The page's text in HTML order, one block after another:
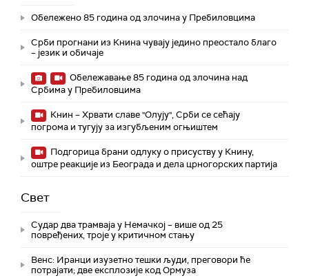
Обележено 85 година од злочина у Пребиловцима
Срби прогнани из Книна чувају једино преостало благо
– језик и обичаје
Обележавање 85 година од злочина над
Србима у Пребиловцима
Книн – Хрвати славе "Олују", Срби се сећају
погрома и тугују за изгубљеним огњиштем
Подгорица брани одлуку о присуству у Книну,
оштре реакције из Београда и дела црногорских партија
Свет
Судар два трамваја у Немачкој – више од 25
повређених, троје у критичном стању
Венс: Иранци изузетно тешки људи, преговори ће
потрајати; две експлозије код Ормуза